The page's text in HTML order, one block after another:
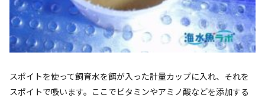
スポイトを使って飼育水を餌が入った計量カップに入れ、それを
スポイトで吸います。ここでビタミンやアミノ酸などを添加する